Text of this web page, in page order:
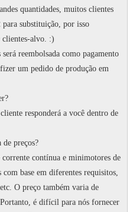
quantidades, muitos clientes
para substituição, por isso
clientes-alvo. :)
reembolsada como pagamento
um pedido de produção em
responderá a você dentro de
preços?
contínua e minimotores de
com base em diferentes requisitos,
O preço também varia de
Portanto, é difícil para nós fornecer